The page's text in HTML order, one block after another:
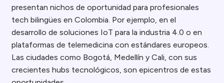
presentan nichos de oportunidad para profesionales
tech bilingües en Colombia. Por ejemplo, en el
desarrollo de soluciones IoT para la industria 4.0 o en
plataformas de telemedicina con estándares europeos.
Las ciudades como Bogotá, Medellín y Cali, con sus
crecientes hubs tecnológicos, son epicentros de estas